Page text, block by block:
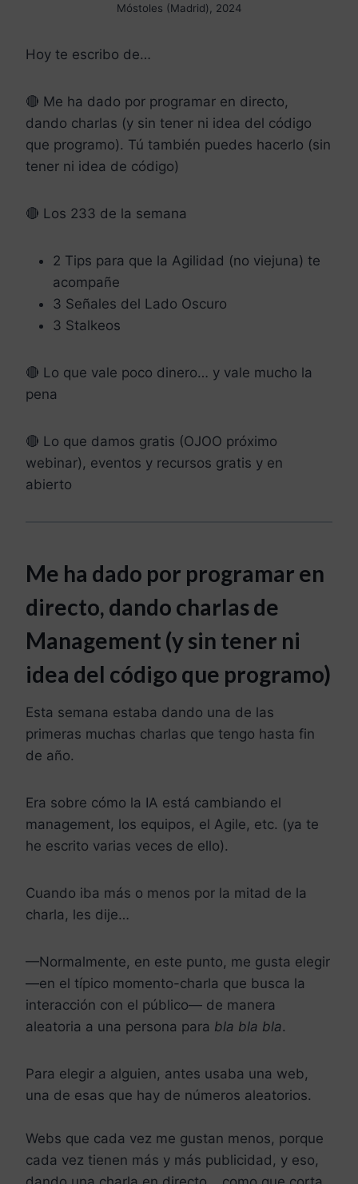
Móstoles (Madrid), 2024
Hoy te escribo de…
🔴 Me ha dado por programar en directo,
dando charlas (y sin tener ni idea del código
que programo). Tú también puedes hacerlo (sin
tener ni idea de código)
🔴 Los 233 de la semana
2 Tips para que la Agilidad (no viejuna) te
acompañe
3 Señales del Lado Oscuro
3 Stalkeos
🔴 Lo que vale poco dinero… y vale mucho la
pena
🔴 Lo que damos gratis (OJOO próximo
webinar), eventos y recursos gratis y en
abierto
Me ha dado por programar en
directo, dando charlas de
Management (y sin tener ni
idea del código que programo)
Esta semana estaba dando una de las
primeras muchas charlas que tengo hasta fin
de año.
Era sobre cómo la IA está cambiando el
management, los equipos, el Agile, etc. (ya te
he escrito varias veces de ello).
Cuando iba más o menos por la mitad de la
charla, les dije…
—Normalmente, en este punto, me gusta elegir
—en el típico momento-charla que busca la
interacción con el público— de manera
aleatoria a una persona para bla bla bla.
Para elegir a alguien, antes usaba una web,
una de esas que hay de números aleatorios.
Webs que cada vez me gustan menos, porque
cada vez tienen más y más publicidad, y eso,